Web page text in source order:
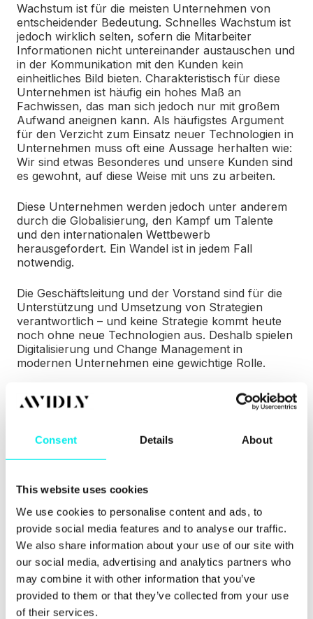
Consent Details About
This website uses cookies
We use cookies to personalise content and ads, to
provide social media features and to analyse our traffic.
We also share information about your use of our site with
our social media, advertising and analytics partners who
may combine it with other information that you’ve
provided to them or that they’ve collected from your use
of their services.
Wachstum ist für die meisten Unternehmen von
entscheidender Bedeutung. Schnelles Wachstum ist
jedoch wirklich selten, sofern die Mitarbeiter
Informationen nicht untereinander austauschen und
in der Kommunikation mit den Kunden kein
einheitliches Bild bieten. Charakteristisch für diese
Unternehmen ist häufig ein hohes Maß an
Fachwissen, das man sich jedoch nur mit großem
Aufwand aneignen kann. Als häufigstes Argument
für den Verzicht zum Einsatz neuer Technologien in
Unternehmen muss oft eine Aussage herhalten wie:
Wir sind etwas Besonderes und unsere Kunden sind
es gewohnt, auf diese Weise mit uns zu arbeiten.
Diese Unternehmen werden jedoch unter anderem
durch die Globalisierung, den Kampf um Talente
und den internationalen Wettbewerb
herausgefordert. Ein Wandel ist in jedem Fall
notwendig.
Die Geschäftsleitung und der Vorstand sind für die
Unterstützung und Umsetzung von Strategien
verantwortlich – und keine Strategie kommt heute
noch ohne neue Technologien aus. Deshalb spielen
Digitalisierung und Change Management in
modernen Unternehmen eine gewichtige Rolle.
Was ist zu tun?
verstehen.
Informationen sind wichtig – nicht nur zu Beginn
einer Veränderung, sondern während des gesamten
Prozesses. Außerdem brauchen Sie eine Struktur,
in der Sie verschiedene Steps abarbeiten.
In diesem Beispiel handelt es sich um ein einfaches
Modell, um ein Projekt zu realisieren: